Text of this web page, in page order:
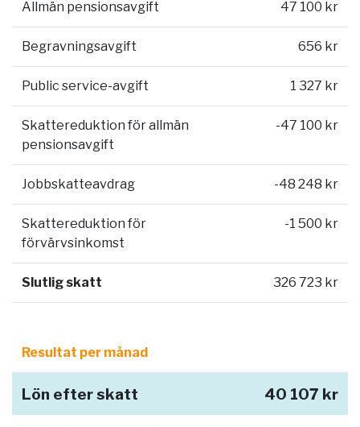
Allmän pensionsavgift 47 100 kr
Begravningsavgift 656 kr
Public service-avgift 1 327 kr
Skattereduktion för allmän
pensionsavgift
-47 100 kr
Jobbskatteavdrag -48 248 kr
Skattereduktion för
förvärvsinkomst
-1 500 kr
Slutlig skatt 326 723 kr
Resultat per månad
Lön efter skatt 40 107 kr